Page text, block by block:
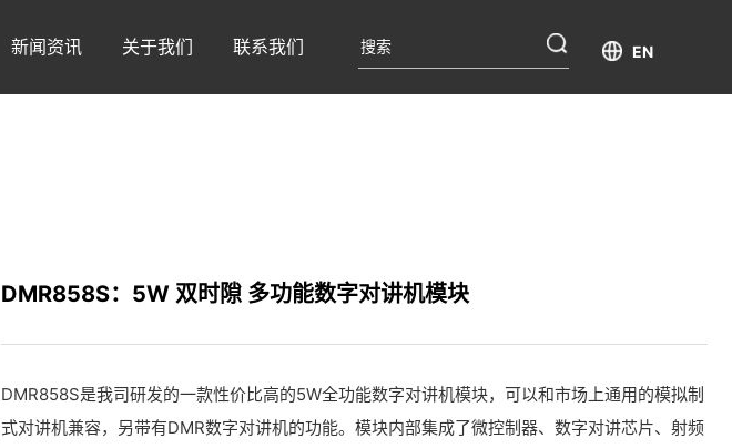
新闻资讯 关于我们 联系我们 EN
DMR858S：5W 双时隙 多功能数字对讲机模块
DMR858S是我司研发的一款性价比高的5W全功能数字对讲机模块，可以和市场上通用的模拟制
式对讲机兼容，另带有DMR数字对讲机的功能。模块内部集成了微控制器、数字对讲芯片、射频